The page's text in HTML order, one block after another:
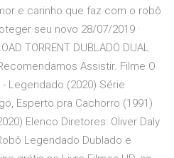
e carinho que faz com o robô
seu novo 28/07/2019 ·
TORRENT DUBLADO DUAL
Assistir. Filme O
Legendado (2020) Série
Esperto pra Cachorro (1991)
Elenco Diretores: Oliver Daly
Legendado Dublado e